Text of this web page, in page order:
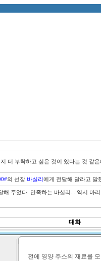
더 부탁하고 싶은 것이 있다는 것 같은
의 선장 바실리에게 전달해 달라고 말
해 주었다. 만족하는 바실리... 역시 마
대화
전에 영양 주스의 재료를